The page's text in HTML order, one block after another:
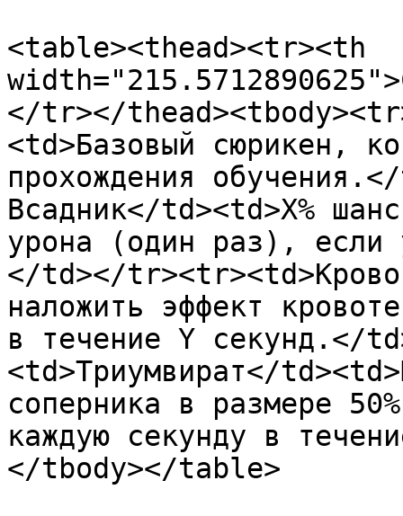
<table><thead><tr><th
</tr></
<td>Базовый сюрикен,
прохождения
Всадник</td><td>X%
урона (один раз), если
</td></
наложить эффект
в течение Y секунд.</
<td>Триумвират</
соперника в размере
каждую секунду в
</tbody></table>